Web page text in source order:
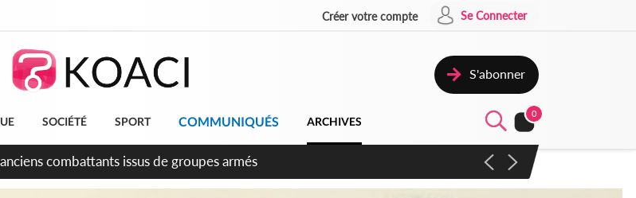
Créer votre compte Se Connecter
S'abonner
SOCIÉTÉ SPORT COMMUNIQUÉS ARCHIVES
0
de feu Sidy Diallo se lance dans la course